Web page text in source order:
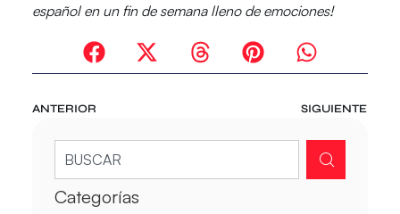
español en un fin de semana lleno de emociones!
ANTERIOR SIGUIENTE
Categorías